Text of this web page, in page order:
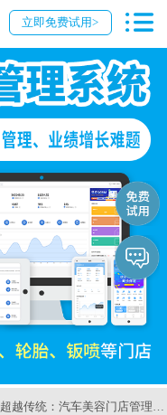
立即免费试用>
> 超越传统：汽车美容门店管理